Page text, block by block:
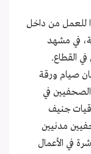
للعمل من داخل
في مشهد
القطاع.
صيام ورقة
الصحفيين في
جنيف
مدنيين
في الأعمال